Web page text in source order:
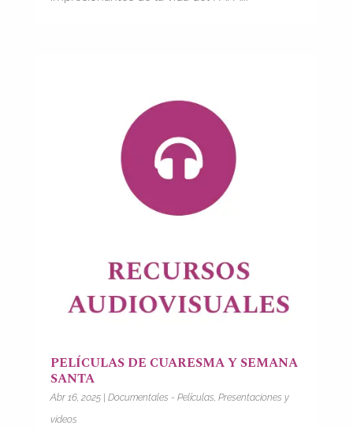
PELÍCULAS DE CUARESMA Y SEMANA
SANTA
Abr 16, 2025| Documentales - Películas, Presentaciones y
videos